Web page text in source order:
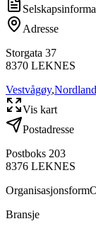
Adresse
Storgata 37
8370 LEKNES
Vestvågøy,Nordland
Vis kart
Postadresse
Postboks 203
8376 LEKNES
Organisasjonsform
Bransje